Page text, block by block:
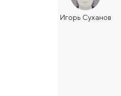
Игорь Суханов